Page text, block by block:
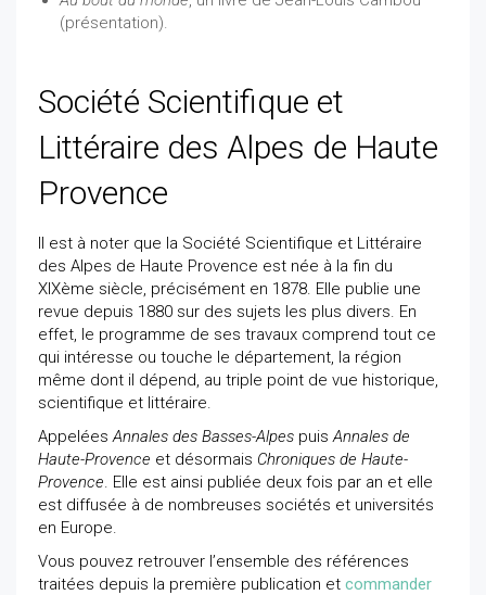
(présentation).
Société Scientifique et
Littéraire des Alpes de Haute
Provence
Il est à noter que la Société Scientifique et Littéraire
des Alpes de Haute Provence est née à la fin du
XIXème siècle, précisément en 1878. Elle publie une
revue depuis 1880 sur des sujets les plus divers. En
effet, le programme de ses travaux comprend tout ce
qui intéresse ou touche le département, la région
même dont il dépend, au triple point de vue historique,
scientifique et littéraire.
AppeléesAnnales des Basses-Alpes puisAnnales de
Haute-Provence et désormais Chroniques de Haute-
Provence. Elle est ainsi publiée deux fois par an et elle
est diffusée à de nombreuses sociétés et universités
en Europe.
Vous pouvez retrouver l’ensemble des références
traitées depuis la première publication et commander